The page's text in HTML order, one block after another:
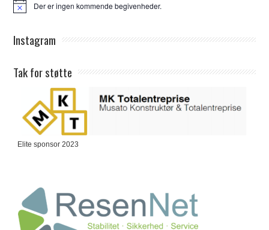
Notice Der er ingen kommende begivenheder.
Instagram
Tak for støtte
Elite sponsor 2023